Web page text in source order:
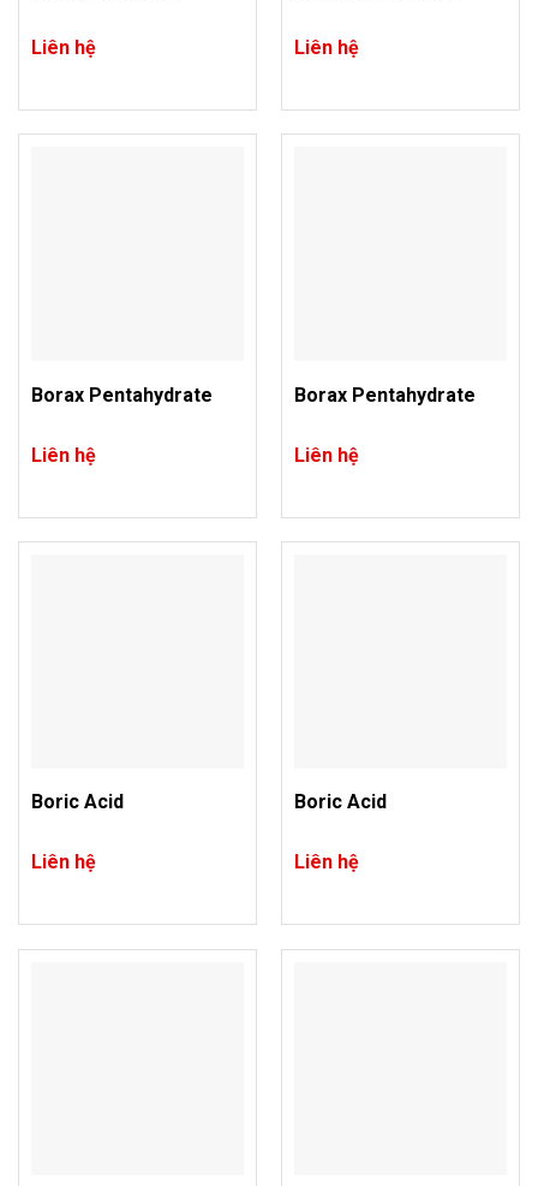
Liên hệ Liên hệ
Borax Pentahydrate
Liên hệ
Borax Pentahydrate
Liên hệ
Boric Acid
Liên hệ
Boric Acid
Liên hệ